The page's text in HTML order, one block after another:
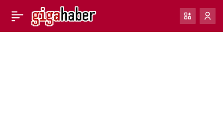
WhatsApp yakında